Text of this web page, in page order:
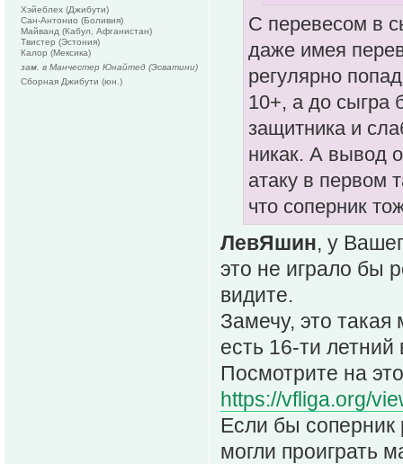
С перевесом в
даже имея
регулярно
10+, а до сыгра
защитника и
никак. А вывод
атаку в первом
что соперник
ЛевЯшин, у
это не играло бы
видите.
Замечу, это
есть 16-ти летний
Посмотрите на
https://vfliga.org/
Если бы соперник
могли проиграть
Хэйеблех (Джибути)
Сан-Антонио (Боливия)
Майванд (Кабул, Афганистан)
Твистер (Эстония)
Калор (Мексика)
зам. в Манчестер Юнайтед (Эсватини)
Сборная Джибути (юн.)